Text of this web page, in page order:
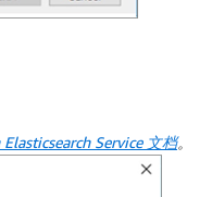
Service 文档。